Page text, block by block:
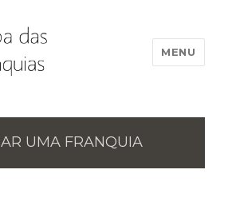
MENU
UMA FRANQUIA